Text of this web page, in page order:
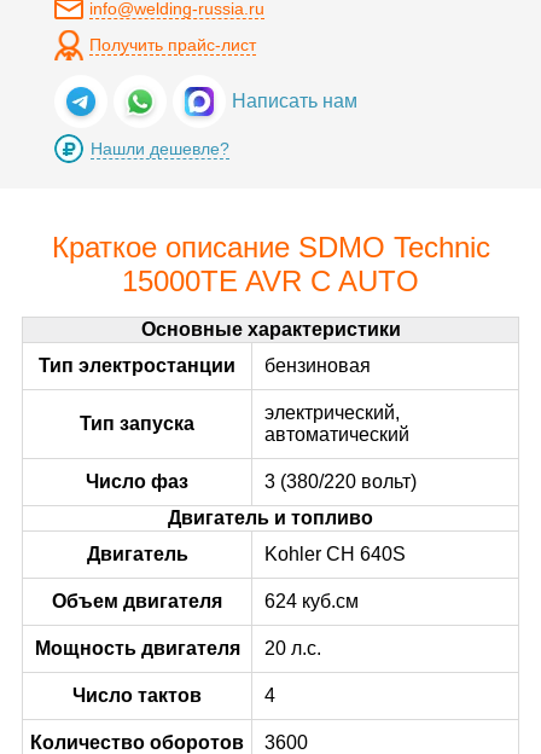
info@welding-russia.ru
Получить прайс-лист
Написать нам
Нашли дешевле?
Краткое описание SDMO Technic
15000TE AVR C AUTO
Основные характеристики
Тип электростанции
бензиновая
Тип запуска
электрический,
автоматический
Число фаз
3 (380/220 вольт)
Двигатель и топливо
Двигатель
Kohler CH 640S
Объем двигателя 624 куб.см
Мощность двигателя 20 л.с.
Число тактов 4
Количество оборотов 3600